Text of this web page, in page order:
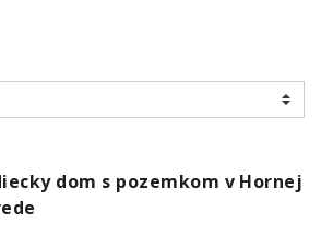
dom s pozemkom v Hornej